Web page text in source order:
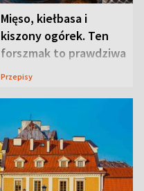
Mięso, kiełbasa i
kiszony ogórek. Ten
forszmak to prawdziwa
uczta
Przepisy